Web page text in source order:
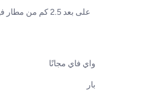
على بعد 2.5 كم من مطار فيينا
واي فاي مجانًا
بار